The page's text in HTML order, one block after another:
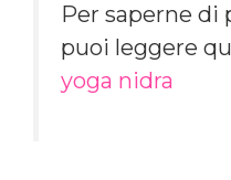
Per saperne di
puoi leggere
yoga nidra